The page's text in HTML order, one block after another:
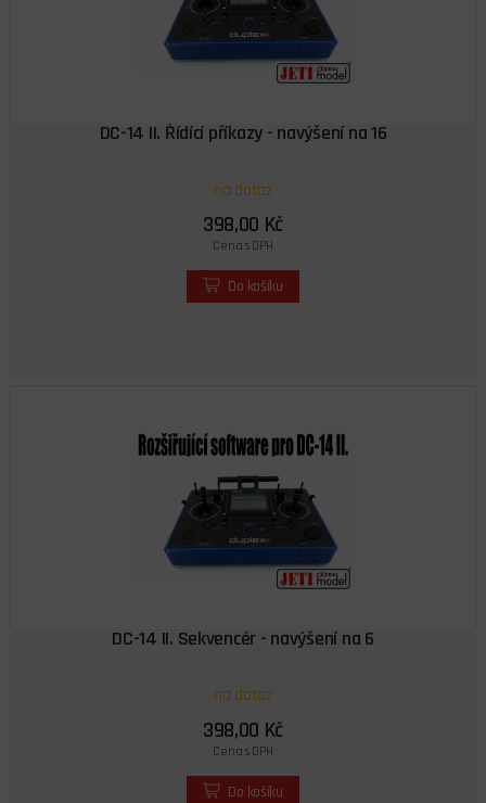
DC-14 II. Řídící příkazy - navýšení na 16
na dotaz
398,00 Kč
Cena s DPH
Do košíku
DC-14 II. Sekvencér - navýšení na 6
na dotaz
398,00 Kč
Cena s DPH
Do košíku